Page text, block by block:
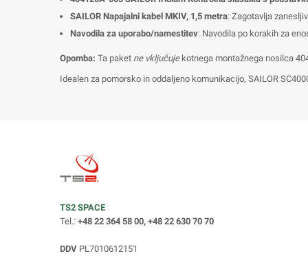
SAILOR Napajalni kabel MKIV, 1,5 metra: Zagotavlja
Navodila za uporabo/namestitev: Navodila po korakih za
Opomba: Ta paket ne vključujekotnega montažnega nosilca
Idealen za pomorsko in oddaljeno komunikacijo, SAILOR
TS2 SPACE
Tel.: +48 22 364 58 00, +48 22 630 70 70
DDV PL7010612151